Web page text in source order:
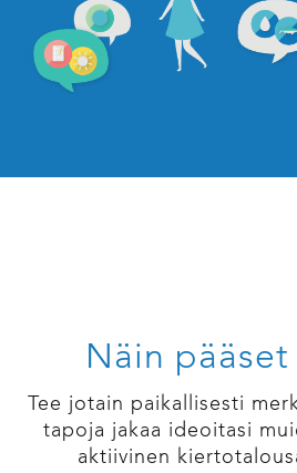
Näin pääset
Tee jotain paikallisesti
tapoja jakaa ideoitasi
aktiivinen